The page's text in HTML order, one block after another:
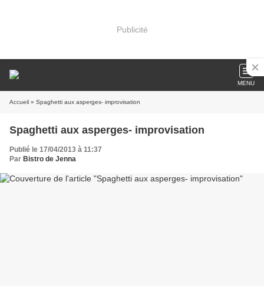
Publicité
MENU
Accueil » Spaghetti aux asperges- improvisation
Spaghetti aux asperges- improvisation
Publié le 17/04/2013 à 11:37
Par Bistro de Jenna